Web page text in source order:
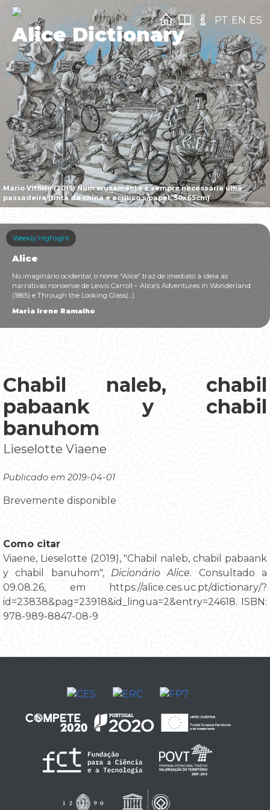
Mário Vitória (2015) Num cruzamento é sempre necessária uma
passadeira [tinta da china e acrílico s/papel, 50x65cm]
Alice Dictionary
PT EN ES
Weekly Highlight
Alice
No imaginário ocidental, o nome “Alice” traz de imediato à ideia as
narrativas nonsense de Lewis Carroll – Alice’s Adventures in Wonderland
(1865) e Through the Looking Glass(...)
Maria Irene Ramalho
Chabil naleb, chabil
pabaank y chabil
banuhom
Lieselotte Viaene
Publicado em 2019-04-01
Brevemente disponible
Como citar
Viaene, Lieselotte (2019), "Chabil naleb, chabil pabaank
y chabil banuhom", Dicionário Alice. Consultado a
09.08.26, em https://alice.ces.uc.pt/dictionary/?
id=23838&pag=23918&id_lingua=2&entry=24618. ISBN:
978-989-8847-08-9